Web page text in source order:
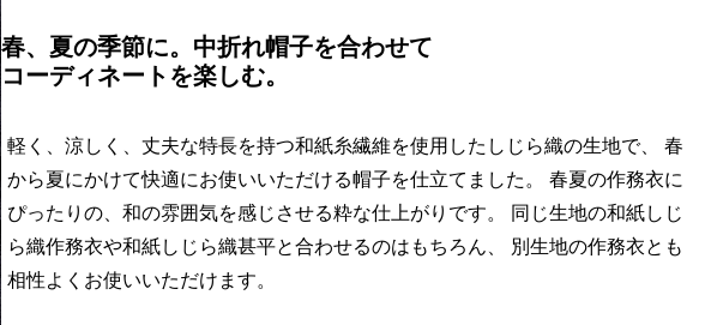
春、夏の季節に。中折れ帽子を合わせて
コーディネートを楽しむ。
軽く、涼しく、丈夫な特長を持つ和紙糸繊維を使用したしじら織の生地で、 春
から夏にかけて快適にお使いいただける帽子を仕立てました。 春夏の作務衣に
ぴったりの、和の雰囲気を感じさせる粋な仕上がりです。 同じ生地の和紙しじ
ら織作務衣や和紙しじら織甚平と合わせるのはもちろん、 別生地の作務衣とも
相性よくお使いいただけます。